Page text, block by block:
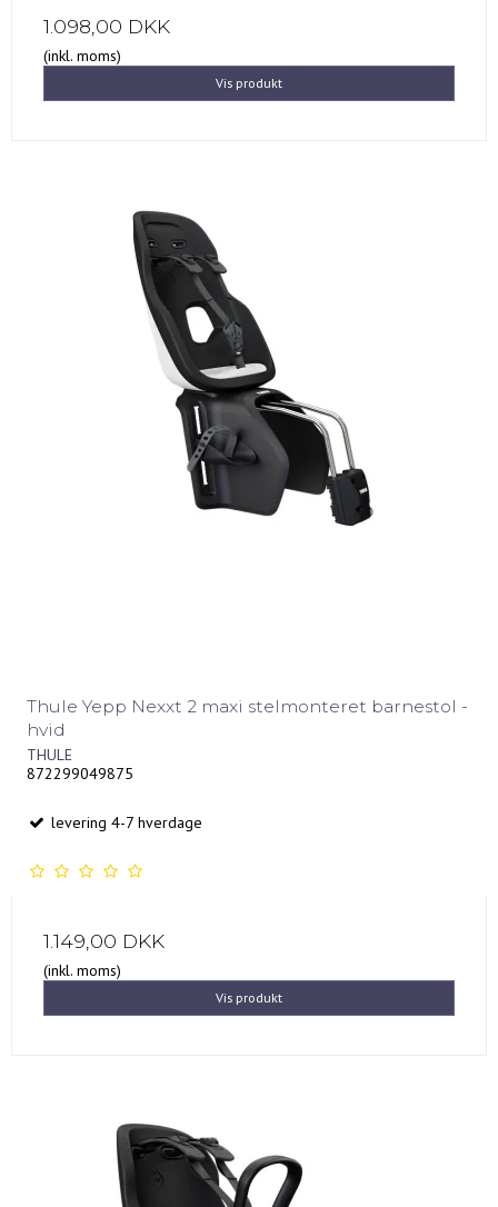
1.098,00 DKK
(inkl. moms)
Vis produkt
Thule Yepp Nexxt 2 maxi stelmonteret barnestol -
hvid
THULE
872299049875
levering 4-7 hverdage
1.149,00 DKK
(inkl. moms)
Vis produkt